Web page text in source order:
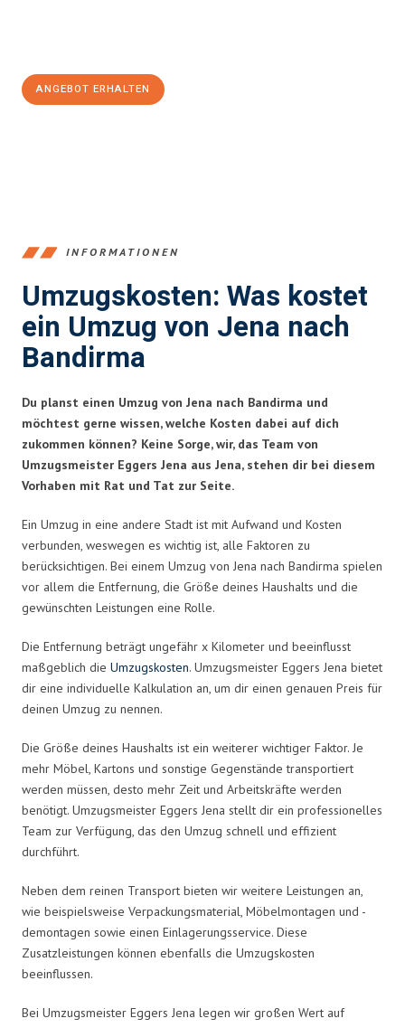
ANGEBOT ERHALTEN
INFORMATIONEN
Umzugskosten: Was kostet
ein Umzug von Jena nach
Bandirma
Du planst einen Umzug von Jena nach Bandirma und
möchtest gerne wissen, welche Kosten dabei auf dich
zukommen können? Keine Sorge, wir, das Team von
Umzugsmeister Eggers Jena aus Jena, stehen dir bei diesem
Vorhaben mit Rat und Tat zur Seite.
Ein Umzug in eine andere Stadt ist mit Aufwand und Kosten
verbunden, weswegen es wichtig ist, alle Faktoren zu
berücksichtigen. Bei einem Umzug von Jena nach Bandirma spielen
vor allem die Entfernung, die Größe deines Haushalts und die
gewünschten Leistungen eine Rolle.
Die Entfernung beträgt ungefähr x Kilometer und beeinflusst
maßgeblich die Umzugskosten. Umzugsmeister Eggers Jena bietet
dir eine individuelle Kalkulation an, um dir einen genauen Preis für
deinen Umzug zu nennen.
Die Größe deines Haushalts ist ein weiterer wichtiger Faktor. Je
mehr Möbel, Kartons und sonstige Gegenstände transportiert
werden müssen, desto mehr Zeit und Arbeitskräfte werden
benötigt. Umzugsmeister Eggers Jena stellt dir ein professionelles
Team zur Verfügung, das den Umzug schnell und effizient
durchführt.
Neben dem reinen Transport bieten wir weitere Leistungen an,
wie beispielsweise Verpackungsmaterial, Möbelmontagen und -
demontagen sowie einen Einlagerungsservice. Diese
Zusatzleistungen können ebenfalls die Umzugskosten
beeinflussen.
Bei Umzugsmeister Eggers Jena legen wir großen Wert auf